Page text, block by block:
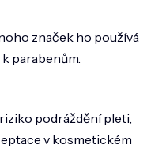
značek ho používá
parabenům.
podráždění pleti,
v kosmetickém